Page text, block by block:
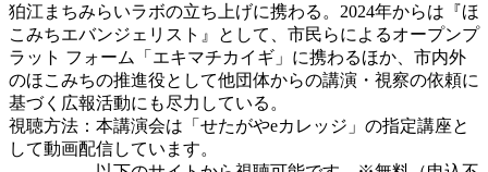
狛江まちみらいラボの立ち上げに携わる。2024年からは『ほ
こみちエバンジェリスト』として、市民らによるオープンプ
ラット フォーム「エキマチカイギ」に携わるほか、市内外
のほこみちの推進役として他団体からの講演・視察の依頼に
基づく広報活動にも尽力している。
視聴方法：本講演会は「せたがやeカレッジ」の指定講座と
して動画配信しています。